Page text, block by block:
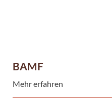
BAMF
Mehr erfahren